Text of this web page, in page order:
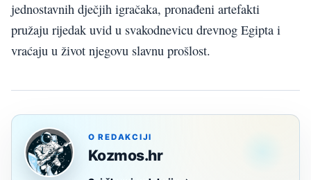
jednostavnih dječjih igračaka, pronađeni artefakti
pružaju rijedak uvid u svakodnevicu drevnog Egipta i
vraćaju u život njegovu slavnu prošlost.
O REDAKCIJI
Kozmos.hr